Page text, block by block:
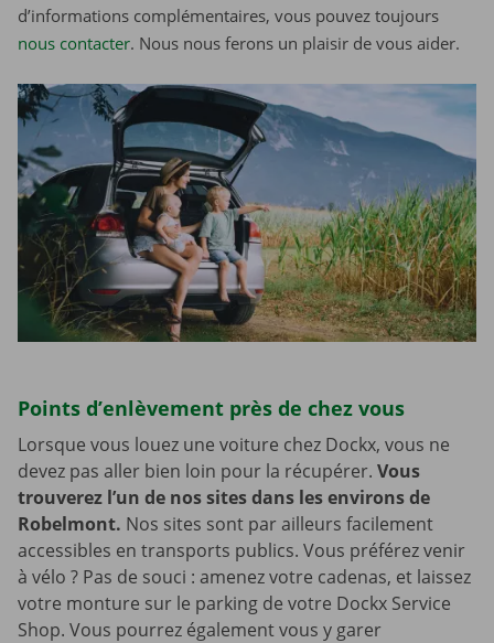
d’informations complémentaires, vous pouvez toujours
nous contacter. Nous nous ferons un plaisir de vous aider.
Points d’enlèvement près de chez vous
Lorsque vous louez une voiture chez Dockx, vous ne
devez pas aller bien loin pour la récupérer. Vous
trouverez l’un de nos sites dans les environs de
Robelmont. Nos sites sont par ailleurs facilement
accessibles en transports publics. Vous préférez venir
à vélo ? Pas de souci : amenez votre cadenas, et laissez
votre monture sur le parking de votre Dockx Service
Shop. Vous pourrez également vous y garer